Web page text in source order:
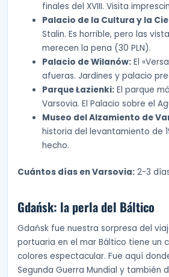
finales del XVIII. Visita
Palacio de la Cultura y la
Stalin. Es horrible, pero las
merecen la pena (30 PLN).
Palacio de Wilanów: El
afueras. Jardines y palacio
Parque Łazienki: El parque
Varsovia. El Palacio sobre el
Museo del Alzamiento de
historia del levantamiento de
hecho.
Cuántos días en Varsovia: 2-3
Gdańsk: la perla del Báltico
Gdańsk fue nuestra sorpresa del
portuaria en el mar Báltico tiene un
colores espectacular. Fue aquí
Segunda Guerra Mundial y también